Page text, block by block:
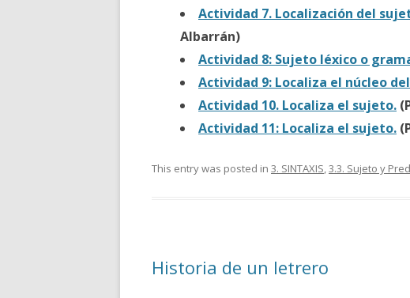
Actividad 7. Localización del
Albarrán)
Actividad 8: Sujeto léxico o
Actividad 9: Localiza el núcleo
Actividad 10. Localiza el sujeto.
Actividad 11: Localiza el sujeto.
This entry was posted in 3. SINTAXIS,3.3. Sujeto y
Historia de un letrero